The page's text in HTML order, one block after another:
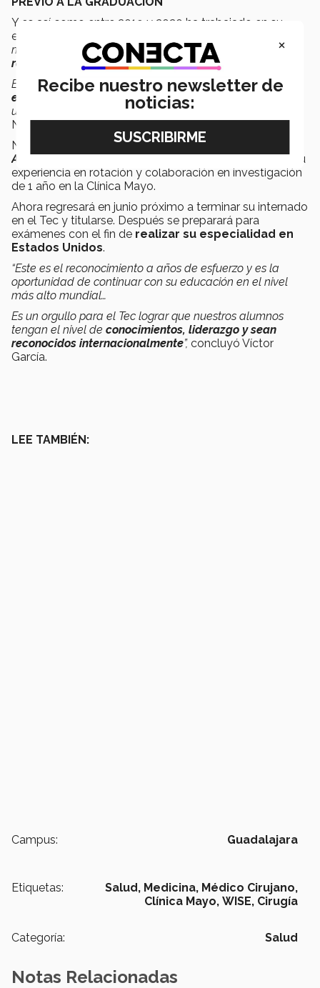
Y es así como entre 2019 y 2020 ha trabajado en su
estancia en la
muchas puertas;me dieron la oportunidad para
rotaciones clínicas…
Estuverotando en cirugía de trauma, trasplantes, de
endocrino, cardiotorácicay me trataron como si fuera
una estudiante más de la Clínica Mayo”,
Natalia.
Natalia
su primerabstract
American Gastroenterology Association,derivado de su
experiencia en rotación y colaboración en investigación
de 1 año en la Clínica Mayo.
Ahora regresará en junio próximo a terminar su internado
en el Tec y titularse. Después se preparará para
exámenes con el fin de realizar su especialidad en
Estados Unidos.
“Este es el reconocimiento a años de esfuerzo y es la
oportunidad de continuar con su educación en el nivel
más alto mundial…
Es un orgullo para el Tec lograr que nuestros alumnos
tengan el nivel de conocimientos, liderazgo y sean
reconocidos internacionalmente”, concluyó Víctor
García.
LEE TAMBIÉN:
Campus: Guadalajara
Etiquetas: Salud, Medicina, Médico Cirujano,
Clínica Mayo, WISE, Cirugía
Categoría: Salud
Notas Relacionadas
×
Recibe nuestro newsletter de
noticias: